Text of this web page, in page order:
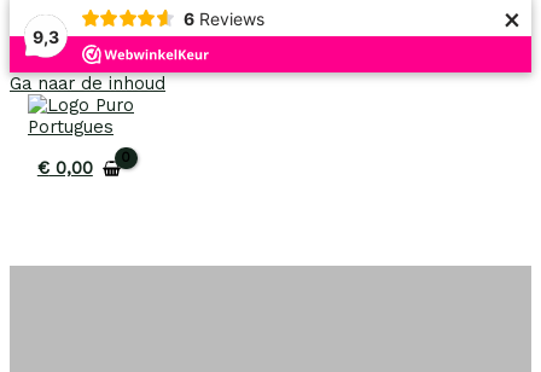
9,3
6 Reviews ×
Ga naar de inhoud
€0,00